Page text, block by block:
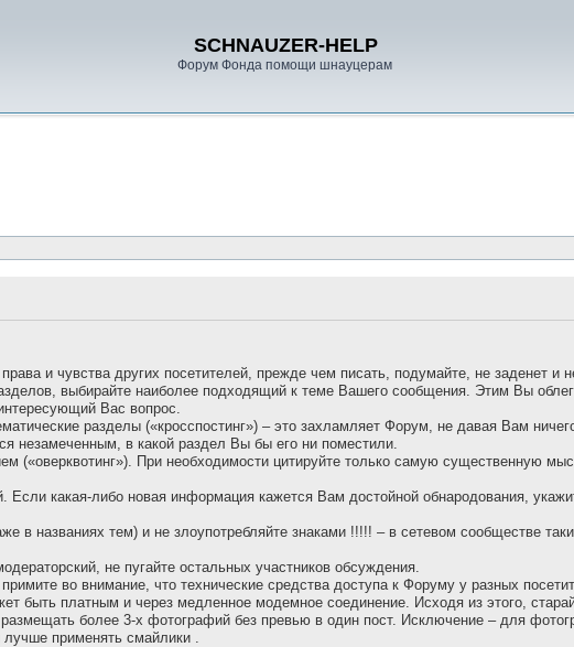
SCHNAUZER-HELP
Форум Фонда помощи шнауцерам
и чувства других посетителей, прежде чем писать, подумайте, не заденет и
выбирайте наиболее подходящий к теме Вашего сообщения. Этим Вы
Вас вопрос.
разделы («кросспостинг») – это захламляет Форум, не давая Вам
незамеченным, в какой раздел Вы бы его ни поместили.
(«оверквотинг»). При необходимости цитируйте только самую существенную
какая-либо новая информация кажется Вам достойной обнародования,
названиях тем) и не злоупотребляйте знаками !!!!! – в сетевом сообществе
не пугайте остальных участников обсуждения.
во внимание, что технические средства доступа к Форуму у разных
быть платным и через медленное модемное соединение. Исходя из этого,
более 3-х фотографий без превью в один пост. Исключение – для
применять смайлики .